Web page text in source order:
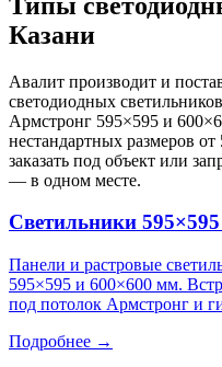
Казани
Авалит производит и
светодиодных
Армстронг 595×595 и
нестандартных размеров
заказать под объект или
— в одном месте.
Светильники
Панели и растровые
595×595 и 600×600 мм.
под потолок Армстронг и
Подробнее →